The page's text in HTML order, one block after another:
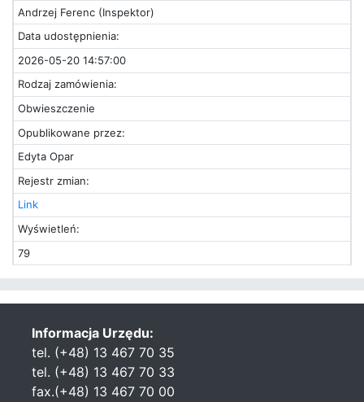
Andrzej Ferenc (Inspektor)
Data udostępnienia:
2026-05-20 14:57:00
Rodzaj zamówienia:
Obwieszczenie
Opublikowane przez:
Edyta Opar
Rejestr zmian:
Link
Wyświetleń:
79
Informacja Urzędu:
tel. (+48) 13 467 70 35
tel. (+48) 13 467 70 33
fax.(+48) 13 467 70 00